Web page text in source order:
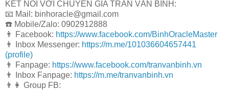
KẾT NỐI VỚI CHUYÊN GIA TRẦN VĂN BÌNH:
📧 Mail: binhoracle@gmail.com
☎️ Mobile/Zalo: 0902912888
👨 Facebook: https://www.facebook.com/BinhOracleMaster
👨 Inbox Messenger: https://m.me/101036604657441
(profile)
👨 Fanpage: https://www.facebook.com/tranvanbinh.vn
👨 Inbox Fanpage: https://m.me/tranvanbinh.vn
👨👩 Group FB: